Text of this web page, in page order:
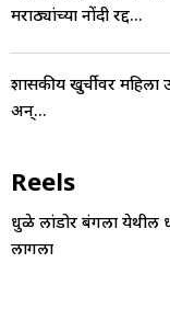
मराठ्यांच्या नोंदी रद्द...
शासकीय खुर्चीवर महिला
अन्...
Reels
धुळे लांडोर बंगला येथील
लागला